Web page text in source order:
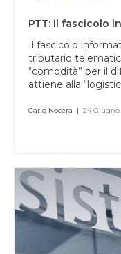
PTT: il fascicolo
Il fascicolo
tributario
“comodità” per il
attiene alla
Carlo Nocera | 24 Giugno